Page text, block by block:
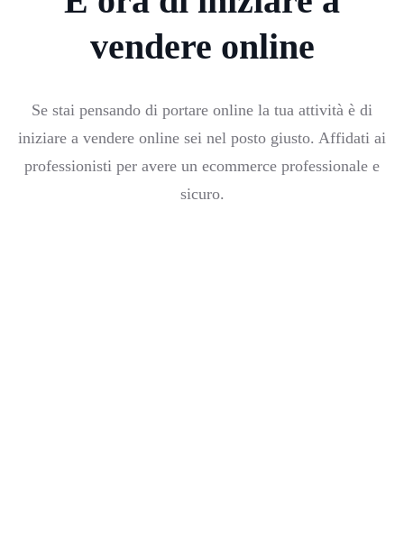
vendere online
Se stai pensando di portare online la tua attività è di
iniziare a vendere online sei nel posto giusto. Affidati ai
professionisti per avere un ecommerce professionale e
sicuro.